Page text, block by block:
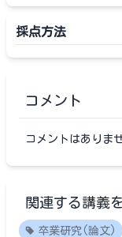
採点方法
コメント
コメントはありま
関連する講義
卒業研究(論文)